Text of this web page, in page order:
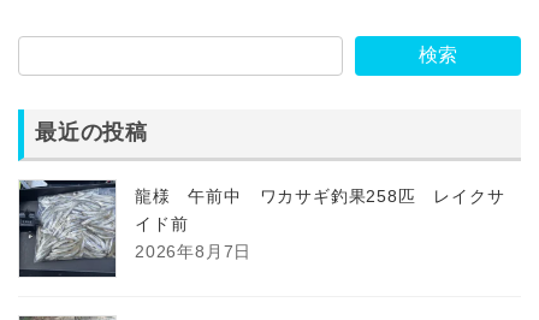
検索
最近の投稿
龍様 午前中 ワカサギ釣果258匹 レイクサ
イド前
2026年8月7日